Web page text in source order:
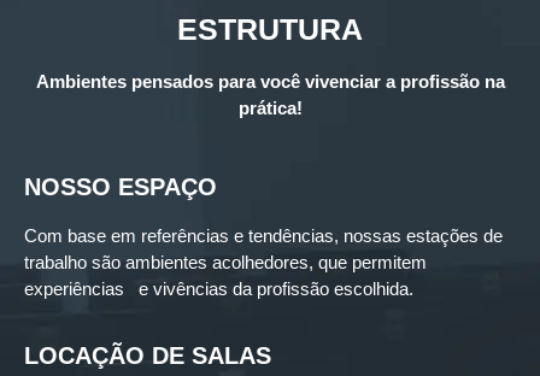
ESTRUTURA
Ambientes pensados para você vivenciar a profissão na
prática!
NOSSO ESPAÇO
Com base em referências e tendências, nossas estações de
trabalho são ambientes acolhedores, que permitem
experiências e vivências da profissão escolhida.
LOCAÇÃO DE SALAS